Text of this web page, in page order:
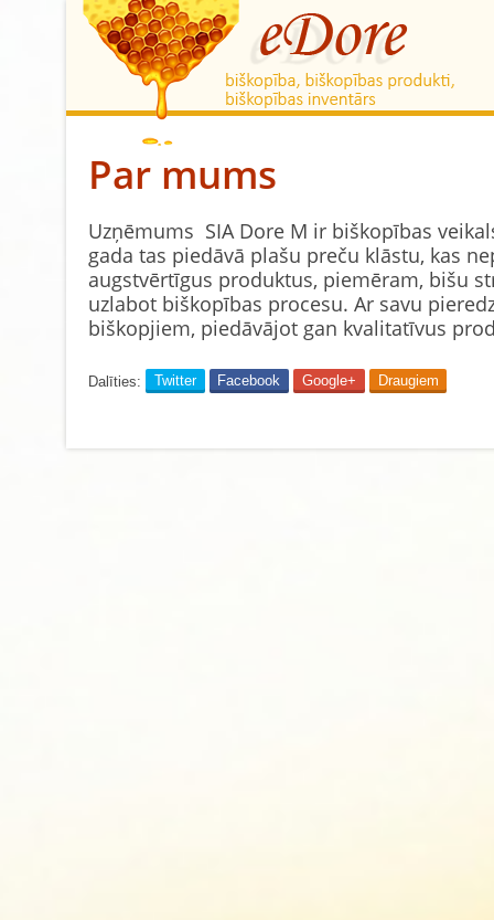
Par mums
Uzņēmums SIA Dore M ir biškopības
gada tas piedāvā plašu preču klāstu, kas
augstvērtīgus produktus, piemēram, bišu
uzlabot biškopības procesu. Ar savu
biškopjiem, piedāvājot gan kvalitatīvus
Dalīties: Twitter Facebook Google+ Draugiem